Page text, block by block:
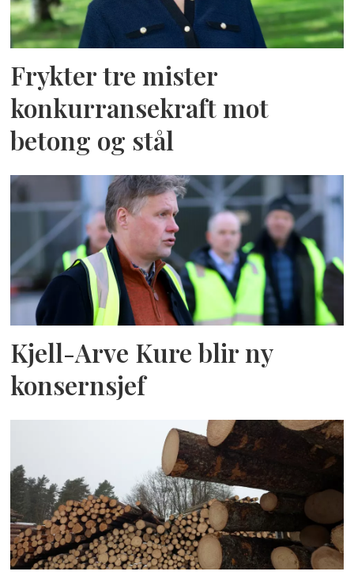
Frykter tre mister
konkurransekraft mot
betong og stål
Kjell-Arve Kure blir ny
konsernsjef